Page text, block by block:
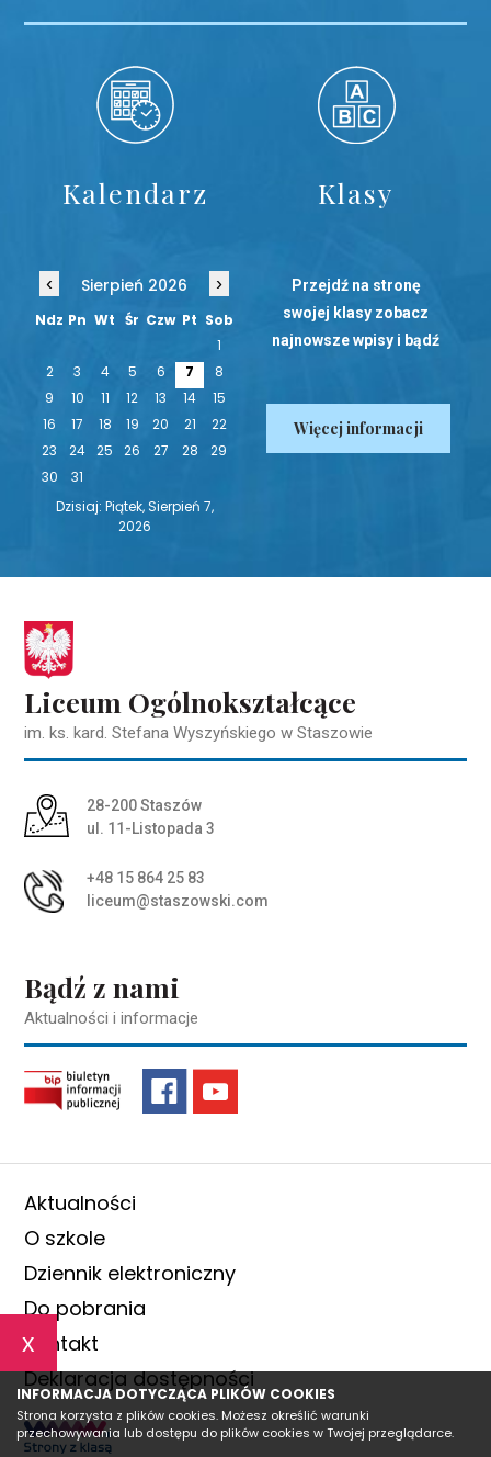
x
INFORMACJA DOTYCZĄCA PLIKÓW COOKIES
Strona korzysta z plików cookies. Możesz określić warunki
przechowywania lub dostępu do plików cookies w Twojej przeglądarce.
Kalendarz
‹ Sierpień 2026 ›
Ndz Pn Wt Śr Czw Pt Sob
1
2
3 4 5 6 7
8
9
10 11 12 13 14
15
16
17 18 19 20 21
22
23
24 25 26 27 28
29
30
31
Dzisiaj: Piątek, Sierpień 7,
2026
Klasy
Przejdź na stronę
swojej klasy zobacz
najnowsze wpisy i bądź
Więcej informacji
Liceum Ogólnokształcące
im. ks. kard. Stefana Wyszyńskiego w Staszowie
Adres pocztowy:
28-200 Staszów
ul. 11-Listopada 3
+48 15 864 25 83
liceum@staszowski.com
Bądź z nami
Aktualności i informacje
Aktualności
O szkole
Dziennik elektroniczny
Do pobrania
Kontakt
Deklaracja dostępności